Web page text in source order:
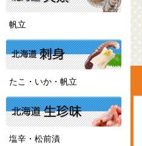
帆立
たこ・いか・帆立
塩辛・松前漬